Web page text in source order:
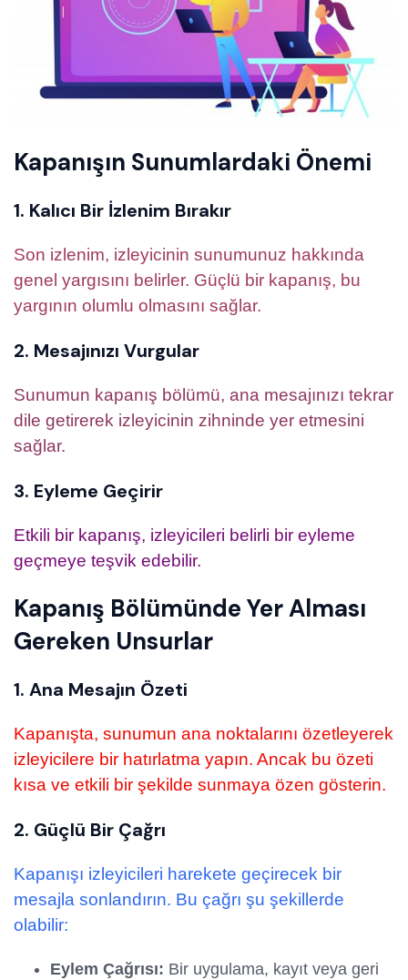
Kapanışın Sunumlardaki Önemi
1. Kalıcı Bir İzlenim Bırakır
Son izlenim, izleyicinin sunumunuz hakkında
genel yargısını belirler. Güçlü bir kapanış, bu
yargının olumlu olmasını sağlar.
2. Mesajınızı Vurgular
Sunumun kapanış bölümü, ana mesajınızı tekrar
dile getirerek izleyicinin zihninde yer etmesini
sağlar.
3. Eyleme Geçirir
Etkili bir kapanış, izleyicileri belirli bir eyleme
geçmeye teşvik edebilir.
Kapanış Bölümünde Yer Alması
Gereken Unsurlar
1. Ana Mesajın Özeti
Kapanışta, sunumun ana noktalarını özetleyerek
izleyicilere bir hatırlatma yapın. Ancak bu özeti
kısa ve etkili bir şekilde sunmaya özen gösterin.
2. Güçlü Bir Çağrı
Kapanışı izleyicileri harekete geçirecek bir
mesajla sonlandırın. Bu çağrı şu şekillerde
olabilir:
Eylem Çağrısı: Bir uygulama, kayıt veya geri